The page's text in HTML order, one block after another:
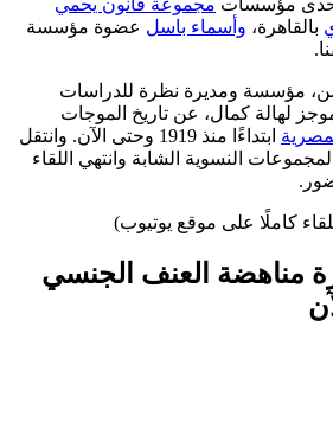
مؤسسات مجموعة قانون يحمي
بالقاهرة، وأسماء باسل عضوة مؤسسة
مؤسسة ومديرة نظرة للدراسات
لهالة كمال، عن تاريخ الموجات
ابتداءًا منذ 1919 وحتى الآن. وانتقل
النسوية الشابة وانتهي اللقاء
كاملًا على موقع يوتيوب)
مناهضة العنف الجنسي